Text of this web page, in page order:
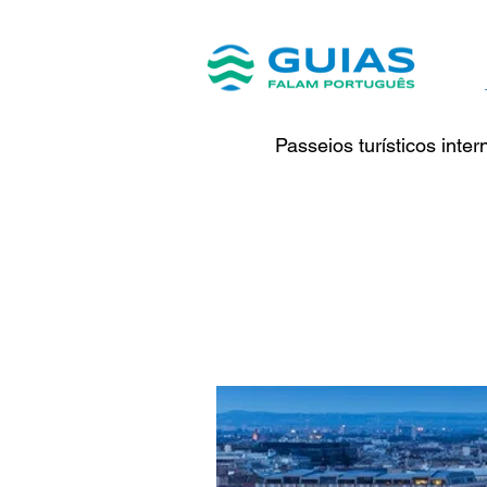
Passeios turísticos